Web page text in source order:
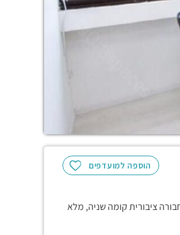
הוספה למועדפים
ציבורית קומה שניה, מלא